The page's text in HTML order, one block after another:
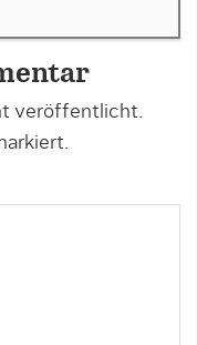
veröffentlicht.